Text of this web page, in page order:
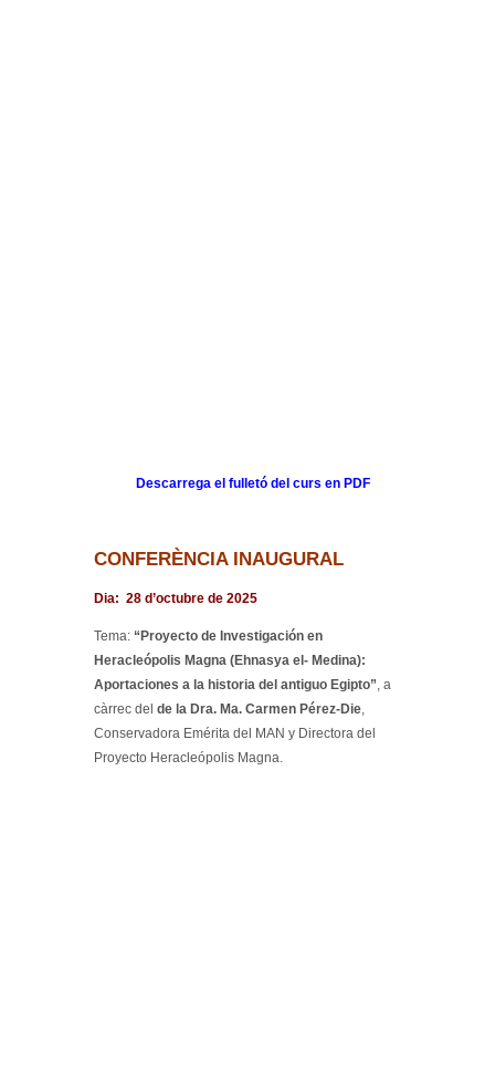
Descarrega el fulletó del curs en PDF
CONFERÈNCIA INAUGURAL
Dia: 28 d’octubre de 2025
Tema: “Proyecto de Investigación en
Heracleópolis Magna (Ehnasya el- Medina):
Aportaciones a la historia del antiguo Egipto”, a
càrrec del de la Dra. Ma. Carmen Pérez-Die,
Conservadora Emérita del MAN y Directora del
Proyecto Heracleópolis Magna.